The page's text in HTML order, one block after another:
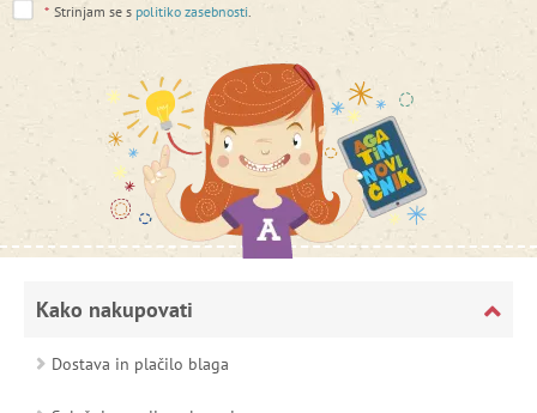
* Strinjam se s politiko zasebnosti
Kako nakupovati
Dostava in plačilo blaga